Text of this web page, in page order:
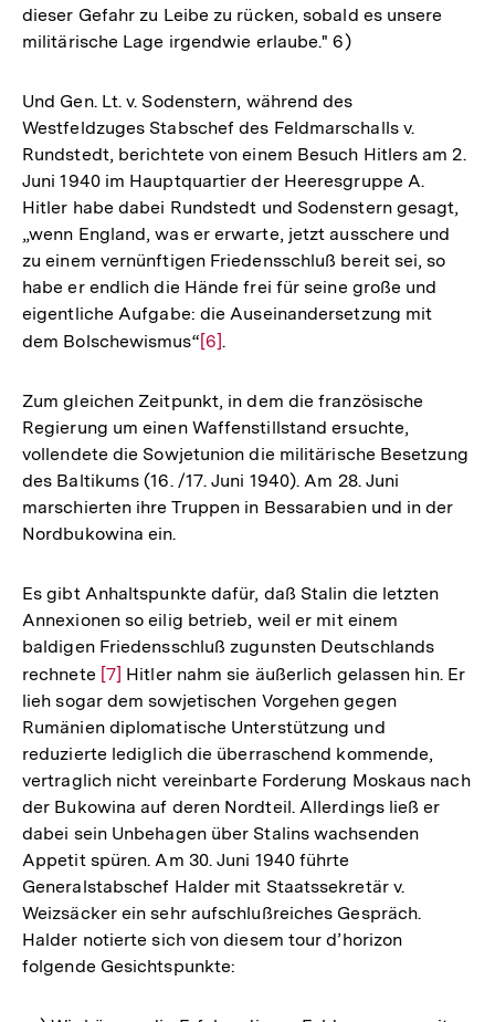
dieser Gefahr zu Leibe zu rücken, sobald es unsere
militärische Lage irgendwie erlaube." 6)
Und Gen. Lt. v. Sodenstern, während des
Westfeldzuges Stabschef des Feldmarschalls v.
Rundstedt, berichtete von einem Besuch Hitlers am 2.
Juni 1940 im Hauptquartier der Heeresgruppe A.
Hitler habe dabei Rundstedt und Sodenstern gesagt,
„wenn England, was er erwarte, jetzt ausschere und
zu einem vernünftigen Friedensschluß bereit sei, so
habe er endlich die Hände frei für seine große und
eigentliche Aufgabe: die Auseinandersetzung mit
dem Bolschewismus“Zur
der
Fußnote
[6].
Zum gleichen Zeitpunkt, in dem die französische
Regierung um einen Waffenstillstand ersuchte,
vollendete die Sowjetunion die militärische Besetzung
des Baltikums (16. /17. Juni 1940). Am 28. Juni
marschierten ihre Truppen in Bessarabien und in der
Nordbukowina ein.
Es gibt Anhaltspunkte dafür, daß Stalin die letzten
Annexionen so eilig betrieb, weil er mit einem
baldigen Friedensschluß zugunsten Deutschlands
rechnete Zur
Auflösung
der
Fußnote
[7] Hitler nahm sie äußerlich gelassen hin. Er
lieh sogar dem sowjetischen Vorgehen gegen
Rumänien diplomatische Unterstützung und
reduzierte lediglich die überraschend kommende,
vertraglich nicht vereinbarte Forderung Moskaus nach
der Bukowina auf deren Nordteil. Allerdings ließ er
dabei sein Unbehagen über Stalins wachsenden
Appetit spüren. Am 30. Juni 1940 führte
Generalstabschef Halder mit Staatssekretär v.
Weizsäcker ein sehr aufschlußreiches Gespräch.
Halder notierte sich von diesem tour d’horizon
folgende Gesichtspunkte: